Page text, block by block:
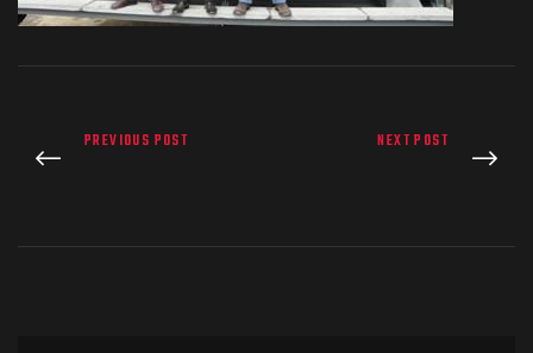
PREVIOUS POST NEXT POST
Racing